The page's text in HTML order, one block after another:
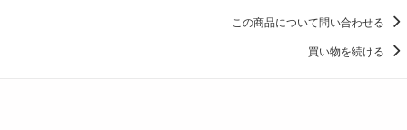
この商品について問い合わせる
買い物を続ける